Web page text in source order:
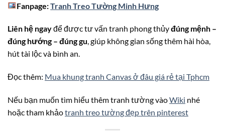
Fanpage:Tranh Treo Tường Minh Hưng
Liên hệ ngayđể được tư vấn tranh phong thủyđúng mệnh –
đúng hướng – đúng gu, giúp không gian sống thêm hài hòa,
hút tài lộc và bình an.
Đọc thêm: Mua khung tranh Canvas ở đâu giá rẻ tại Tphcm
Nếu bạn muốn tìm hiểu thêm tranh tường vàoWiki nhé
hoặc tham khảotranh treo tường đẹp trên pinterest